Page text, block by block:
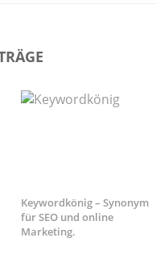
Keywordkönig – Synonym
für SEO und online
Marketing.